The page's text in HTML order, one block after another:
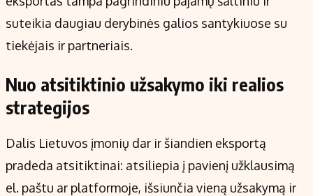
suteikia daugiau derybinės galios santykiuose su
tiekėjais ir partneriais.
Nuo atsitiktinio užsakymo iki realios
strategijos
Dalis Lietuvos įmonių dar ir šiandien eksportą
pradeda atsitiktinai: atsiliepia į pavienį užklausimą
el. paštu ar platformoje, išsiunčia vieną užsakymą ir